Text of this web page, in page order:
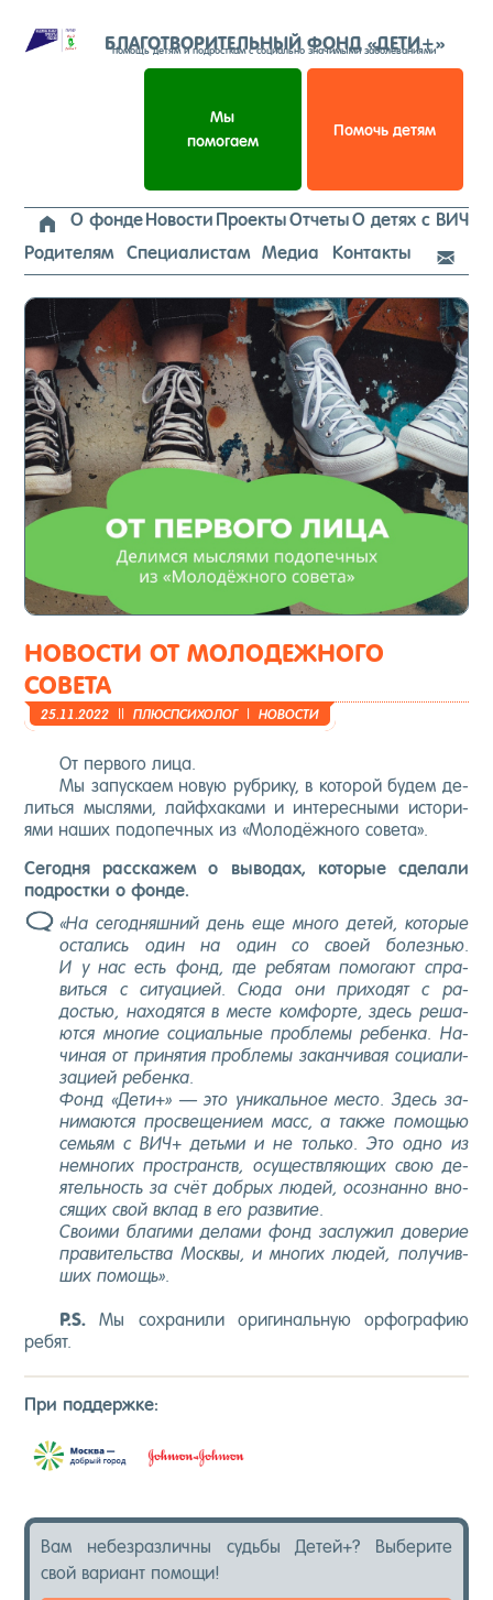
к
содержимому
БЛАГОТВОРИТЕЛЬНЫЙ ФОНД «ДЕТИ+»
помощь детям и подросткам с социально значимыми заболеваниями
Мы
помогаем
Помочь детям
 О фондеНовости ПроектыОтчетыО детях с ВИЧ
Родителям
Специалистам Медиа Контакты 
НОВОСТИ ОТ МОЛОДЕЖНОГО
СОВЕТА
25.11.2022 ПЛЮС­ПСИ­ХОЛОГ НО­ВОС­ТИ
От пер­во­го ли­ца.
Мы за­пус­ка­ем но­вую руб­ри­ку, в ко­торой бу­дем де­
лить­ся мыс­ля­ми, лай­фха­ками и ин­те­рес­ны­ми ис­то­ри­
ями на­ших по­допеч­ных из «Мо­лодёж­но­го со­вета».
Се­год­ня рас­ска­жем о вы­водах, ко­торые сде­лали
под­рос­тки о фон­де.
«На се­год­няшний день еще мно­го де­тей, ко­торые
ос­та­лись один на один со сво­ей бо­лезнью.
И у нас есть фонд, где ре­бятам по­мога­ют спра­
вить­ся с си­ту­аци­ей. Сю­да они при­ходят с ра­
достью, на­ходят­ся в мес­те ком­форте, здесь ре­ша­
ют­ся мно­гие со­ци­аль­ные проб­ле­мы ре­бен­ка. На­
чиная от при­нятия проб­ле­мы за­кан­чи­вая со­ци­али­
заци­ей ре­бен­ка.
Фонд «Де­ти+» — это уни­каль­ное мес­то. Здесь за­
нима­ют­ся прос­ве­щени­ем масс, а так­же по­мощью
семь­ям с ВИЧ+ деть­ми и не толь­ко. Это од­но из
нем­но­гих прос­транств, осу­щест­вля­ющих свою де­
ятель­ность за счёт доб­рых лю­дей, осоз­нанно вно­
сящих свой вклад в его раз­ви­тие.
Сво­ими бла­гими де­лами фонд зас­лу­жил до­верие
пра­витель­ства Мос­квы, и мно­гих лю­дей, по­лучив­
ших по­мощь».
P.S. Мы сох­ра­нили ори­гиналь­ную ор­фогра­фию
ре­бят.
При под­дер­жке:
Вам не­без­различ­ны судь­бы Де­тей+? Вы­бери­те
свой ва­ри­ант по­мощи!